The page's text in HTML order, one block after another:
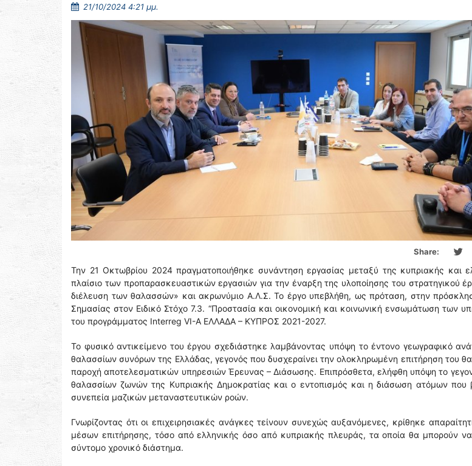
21/10/2024 4:21 μμ.
Share:
Την 21 Οκτωβρίου 2024 πραγματοποιήθηκε συνάντηση εργασίας μεταξύ της κυπριακής και
πλαίσιο των προπαρασκευαστικών εργασιών για την έναρξη της υλοποίησης του στρατηγικού
διέλευση των θαλασσών» και ακρωνύμιο Α.Λ.Σ. Το έργο υπεβλήθη, ως πρόταση, στην
Σημασίας στον Ειδικό Στόχο 7.3. “Προστασία και οικονομική και κοινωνική ενσωμάτωση των
του προγράμματος Interreg VI-A ΕΛΛΑΔΑ – ΚΥΠΡΟΣ 2021-2027.
Το φυσικό αντικείμενο του έργου σχεδιάστηκε λαμβάνοντας υπόψη το έντονο γεωγραφικό
θαλασσίων συνόρων της Ελλάδας, γεγονός που δυσχεραίνει την ολοκληρωμένη επιτήρηση του
παροχή αποτελεσματικών υπηρεσιών Έρευνας – Διάσωσης. Επιπρόσθετα, ελήφθη υπόψη το
θαλασσίων ζωνών της Κυπριακής Δημοκρατίας και ο εντοπισμός και η διάσωση ατόμων που
συνεπεία μαζικών μεταναστευτικών ροών.
Γνωρίζοντας ότι οι επιχειρησιακές ανάγκες τείνουν συνεχώς αυξανόμενες, κρίθηκε
μέσων επιτήρησης, τόσο από ελληνικής όσο από κυπριακής πλευράς, τα οποία θα μπορούν
σύντομο χρονικό διάστημα.